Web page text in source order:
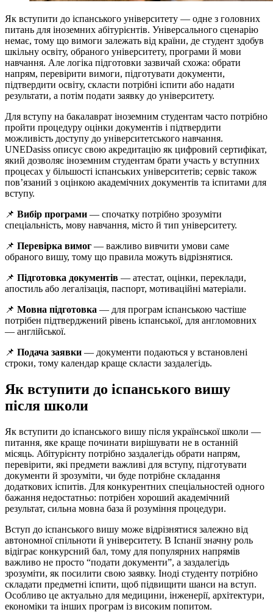
Як вступити до іспанського університету — одне з головних
питань для іноземних абітурієнтів. Універсального сценарію
немає, тому що вимоги залежать від країни, де студент здобув
шкільну освіту, обраного університету, програми й мови
навчання. Але логіка підготовки зазвичай схожа: обрати
напрям, перевірити вимоги, підготувати документи,
підтвердити освіту, скласти потрібні іспити або надати
результати, а потім подати заявку до університету.
Для вступу на бакалаврат іноземним студентам часто потрібно
пройти процедуру оцінки документів і підтвердити
можливість доступу до університетського навчання.
UNEDasiss описує свою акредитацію як цифровий сертифікат,
який дозволяє іноземним студентам брати участь у вступних
процесах у більшості іспанських університетів; сервіс також
пов’язаний з оцінкою академічних документів та іспитами для
вступу.
📌 Вибір програми — спочатку потрібно зрозуміти
спеціальність, мову навчання, місто й тип університету.
📌 Перевірка вимог — важливо вивчити умови саме
обраного вишу, тому що правила можуть відрізнятися.
📌 Підготовка документів — атестат, оцінки, переклади,
апостиль або легалізація, паспорт, мотиваційні матеріали.
📌 Мовна підготовка — для програм іспанською частіше
потрібен підтверджений рівень іспанської, для англомовних
— англійської.
📌 Подача заявки — документи подаються у встановлені
строки, тому календар краще скласти заздалегідь.
Як вступити до іспанського вишу
після школи
Як вступити до іспанського вишу після української школи —
питання, яке краще починати вирішувати не в останній
місяць. Абітурієнту потрібно заздалегідь обрати напрям,
перевірити, які предмети важливі для вступу, підготувати
документи й зрозуміти, чи буде потрібне складання
додаткових іспитів. Для конкурентних спеціальностей одного
бажання недостатньо: потрібен хороший академічний
результат, сильна мовна база й розуміння процедури.
Вступ до іспанського вишу може відрізнятися залежно від
автономної спільноти й університету. В Іспанії значну роль
відіграє конкурсний бал, тому для популярних напрямів
важливо не просто “подати документи”, а заздалегідь
зрозуміти, як посилити свою заявку. Іноді студенту потрібно
складати предметні іспити, щоб підвищити шанси на вступ.
Особливо це актуально для медицини, інженерії, архітектури,
економіки та інших програм із високим попитом.